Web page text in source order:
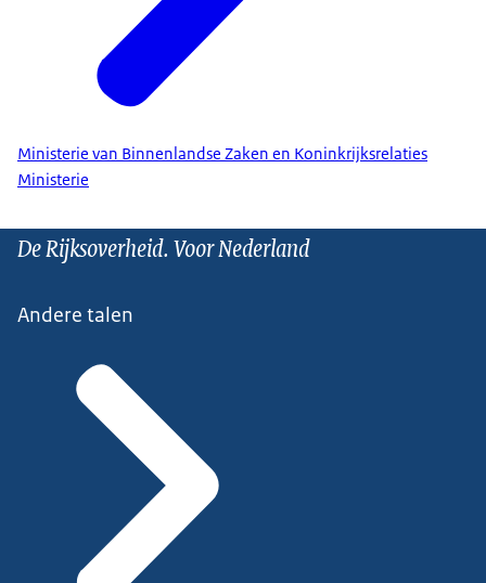
Ministerie van Binnenlandse Zaken en Koninkrijksrelaties
Ministerie
De Rijksoverheid. Voor Nederland
Andere talen